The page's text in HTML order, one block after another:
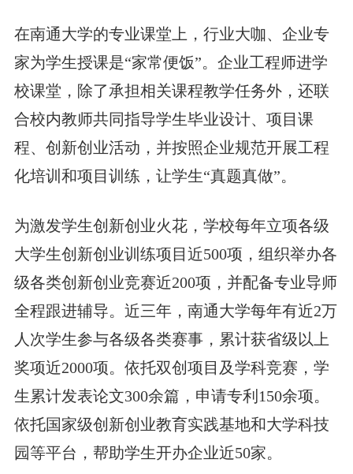
在南通大学的专业课堂上，行业大咖、企业专
家为学生授课是“家常便饭”。企业工程师进学
校课堂，除了承担相关课程教学任务外，还联
合校内教师共同指导学生毕业设计、项目课
程、创新创业活动，并按照企业规范开展工程
化培训和项目训练，让学生“真题真做”。
为激发学生创新创业火花，学校每年立项各级
大学生创新创业训练项目近500项，组织举办各
级各类创新创业竞赛近200项，并配备专业导师
全程跟进辅导。近三年，南通大学每年有近2万
人次学生参与各级各类赛事，累计获省级以上
奖项近2000项。依托双创项目及学科竞赛，学
生累计发表论文300余篇，申请专利150余项。
依托国家级创新创业教育实践基地和大学科技
园等平台，帮助学生开办企业近50家。